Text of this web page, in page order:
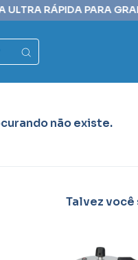
RÁPIDA PARA
não existe.
Talvez